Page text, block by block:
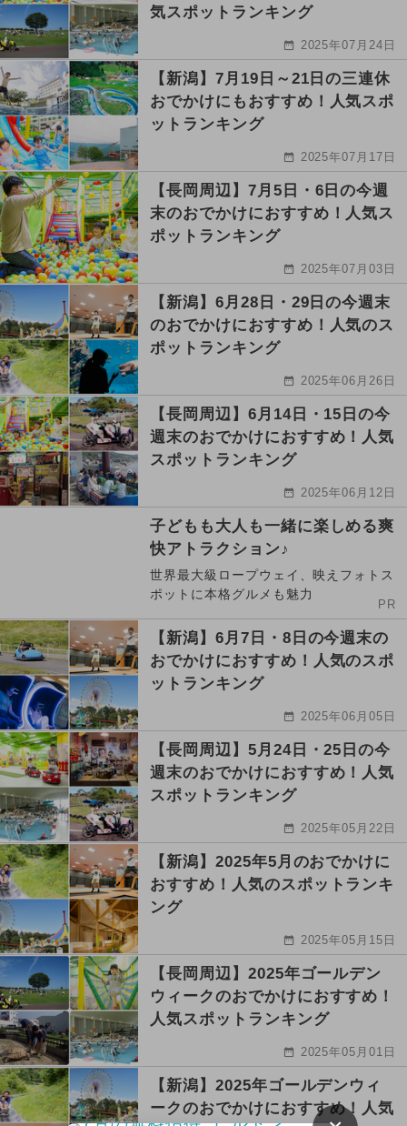
気スポットランキング
2025年07月24日
【新潟】7月19日～21日の三連休
おでかけにもおすすめ！人気スポ
ットランキング
2025年07月17日
【長岡周辺】7月5日・6日の今週
末のおでかけにおすすめ！人気ス
ポットランキング
2025年07月03日
【新潟】6月28日・29日の今週末
のおでかけにおすすめ！人気のス
ポットランキング
2025年06月26日
【長岡周辺】6月14日・15日の今
週末のおでかけにおすすめ！人気
スポットランキング
2025年06月12日
子どもも大人も一緒に楽しめる爽
快アトラクション♪
世界最大級ロープウェイ、映えフォトス
ポットに本格グルメも魅力
PR
【新潟】6月7日・8日の今週末の
おでかけにおすすめ！人気のスポ
ットランキング
2025年06月05日
【長岡周辺】5月24日・25日の今
週末のおでかけにおすすめ！人気
スポットランキング
2025年05月22日
【新潟】2025年5月のおでかけに
おすすめ！人気のスポットランキ
ング
2025年05月15日
【長岡周辺】2025年ゴールデン
ウィークのおでかけにおすすめ！
人気スポットランキング
2025年05月01日
【新潟】2025年ゴールデンウィ
ークのおでかけにおすすめ！人気